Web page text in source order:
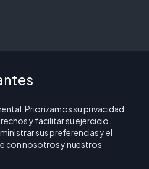
Priorizamos su privacidad
y facilitar su ejercicio.
sus preferencias y el
con nosotros y nuestros